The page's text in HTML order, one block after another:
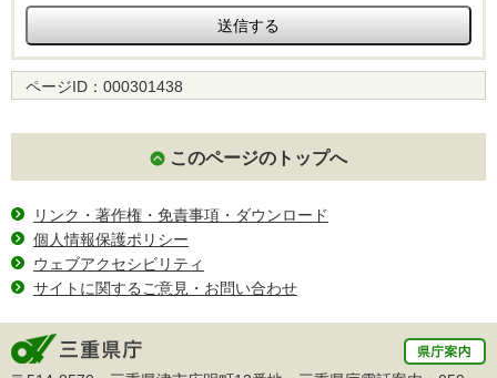
ページID： 000301438
このページのトップへ
リンク・著作権・免責事項・ダウンロード
個人情報保護ポリシー
ウェブアクセシビリティ
サイトに関するご意見・お問い合わせ